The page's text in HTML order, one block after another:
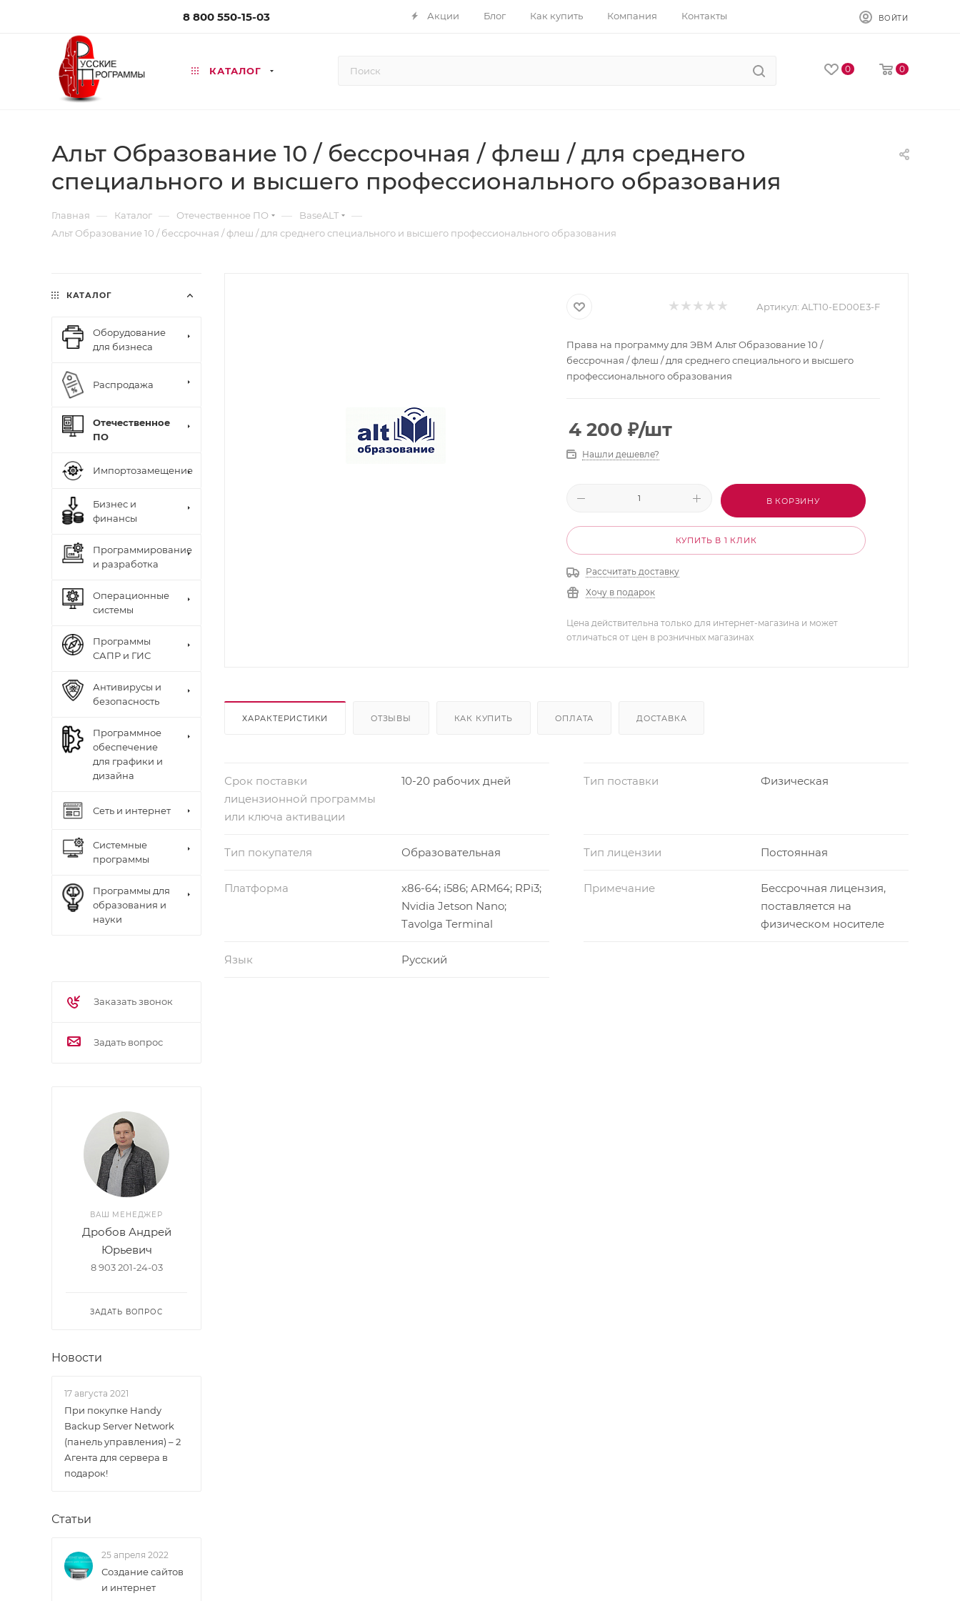
8 800 550-15-03 Акции Блог Как купить Компания Контакты ВОЙТИ
КАТАЛОГ 0 0
Альт Образование 10 / бессрочная / флеш / для среднего
специального и высшего профессионального образования
Главная — Каталог — Отечественное ПО — BaseALT —
Альт Образование 10 / бессрочная / флеш / для среднего специального и высшего профессионального образования
Артикул: ALT10-ED00E3-F
Права на программу для ЭВМ Альт Образование 10 /
бессрочная / флеш / для среднего специального и высшего
профессионального образования
4 200 ₽/шт
Нашли дешевле?
В КОРЗИНУ
КУПИТЬ В 1 КЛИК
Рассчитать доставку
Хочу в подарок
Цена действительна только для интернет-магазина и может
отличаться от цен в розничных магазинах
ХАРАКТЕРИСТИКИ ОТЗЫВЫ КАК КУПИТЬ ОПЛАТА ДОСТАВКА
Срок поставки
лицензионной программы
или ключа активации
10-20 рабочих дней Тип поставки Физическая
Тип покупателя Образовательная Тип лицензии Постоянная
Платформа
x86-64; i586; ARM64; RPi3;
Nvidia Jetson Nano;
Tavolga Terminal
Примечание
Бессрочная лицензия,
поставляется на
физическом носителе
Язык Русский
КАТАЛОГ
Оборудование
для бизнеса
Распродажа
Отечественное
ПО
Импортозамещение
Бизнес и
финансы
Программирование
и разработка
Операционные
системы
Программы
САПР и ГИС
Антивирусы и
безопасность
Программное
обеспечение
для графики и
дизайна
Сеть и интернет
Системные
программы
Программы для
образования и
науки
Заказать звонок
Задать вопрос
ВАШ МЕНЕДЖЕР
Дробов Андрей
Юрьевич
8 903 201-24-03
ЗАДАТЬ ВОПРОС
Новости
17 августа 2021
При покупке Handy
Backup Server Network
(панель управления) – 2
Агента для сервера в
подарок!
Статьи
25 апреля 2022
Создание сайтов
и интернет